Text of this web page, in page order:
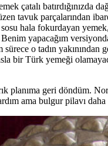
çatalı batırdığınızda
tavuk parçalarından
hala fokurdayan
yapacağım
sürece o tadın yakınından
bir Türk yemeği
planıma geri döndüm.
ama bulgur pilavı